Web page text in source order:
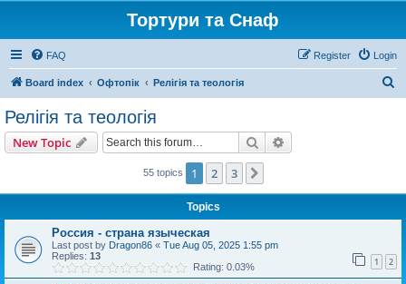
Тортури та Снаф
FAQ Login
Register
Board index Офтопік Релігія та теологія
Релігія та теологія
New Topic Search
55 topics 1 2 3
Topics
Россия - страна языческая
Last post by Dragon86 « Tue Aug 05, 2025 1:55 pm
Replies: 13 1 2
Rating: 0.03%